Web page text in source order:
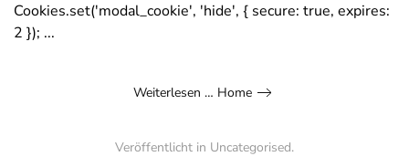
Cookies.set('modal_cookie', 'hide', { secure: true, expires:
2 }); ...
Weiterlesen … Home
Veröffentlicht in Uncategorised.